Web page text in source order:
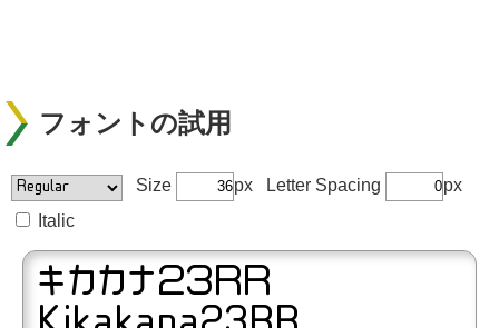
フォントの試用
Size px Letter Spacing
px
Italic